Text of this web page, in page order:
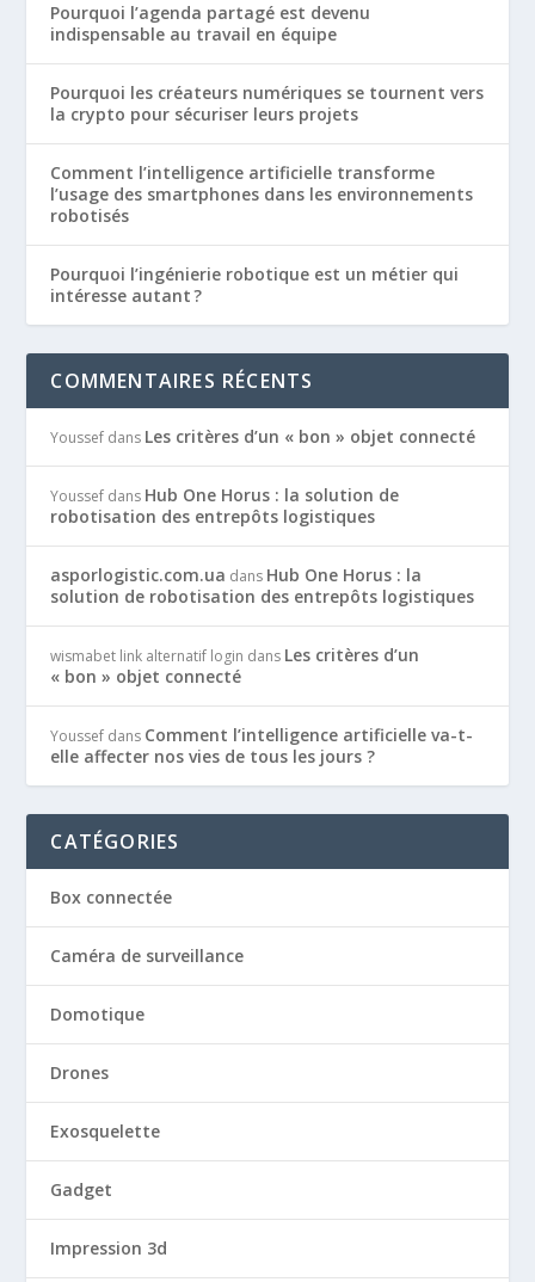
Pourquoi l’agenda partagé est devenu
indispensable au travail en équipe
Pourquoi les créateurs numériques se tournent vers
la crypto pour sécuriser leurs projets
Comment l’intelligence artificielle transforme
l’usage des smartphones dans les environnements
robotisés
Pourquoi l’ingénierie robotique est un métier qui
intéresse autant ?
COMMENTAIRES RÉCENTS
Youssef dans Les critères d’un « bon » objet connecté
Youssef dans Hub One Horus : la solution de
robotisation des entrepôts logistiques
asporlogistic.com.ua dans Hub One Horus : la
solution de robotisation des entrepôts logistiques
wismabet link alternatif login dans Les critères d’un
« bon » objet connecté
Youssef dans Comment l’intelligence artificielle va-t-
elle affecter nos vies de tous les jours ?
CATÉGORIES
Box connectée
Caméra de surveillance
Domotique
Drones
Exosquelette
Gadget
Impression 3d